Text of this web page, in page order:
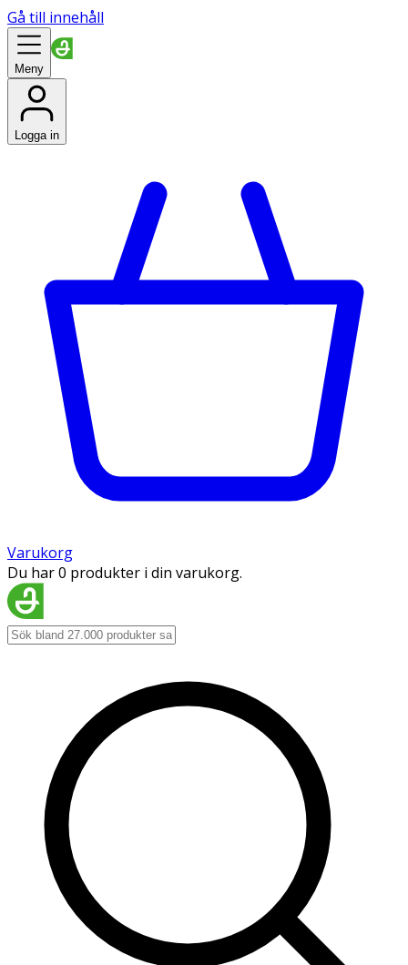
Gå till innehåll
Meny
Logga in
Varukorg
Du har 0 produkter i din varukorg.